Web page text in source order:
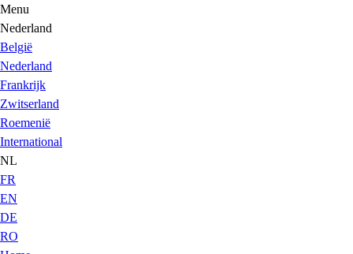
Menu
Nederland
België
Nederland
Frankrijk
Zwitserland
Roemenië
International
NL
FR
EN
DE
RO